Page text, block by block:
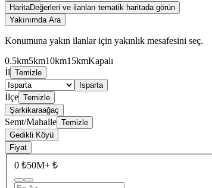
HaritaDeğerleri ve ilanları tematik haritada görün
Yakınımda Ara
Konumuna yakın ilanlar için yakınlık mesafesini seç.
0.5km5km10km15kmKapalı
İl Temizle
Isparta
İlçe Temizle
Şarkikaraağaç
Semt/Mahalle Temizle
Gedikli Köyü
Fiyat
0 ₺50M+ ₺